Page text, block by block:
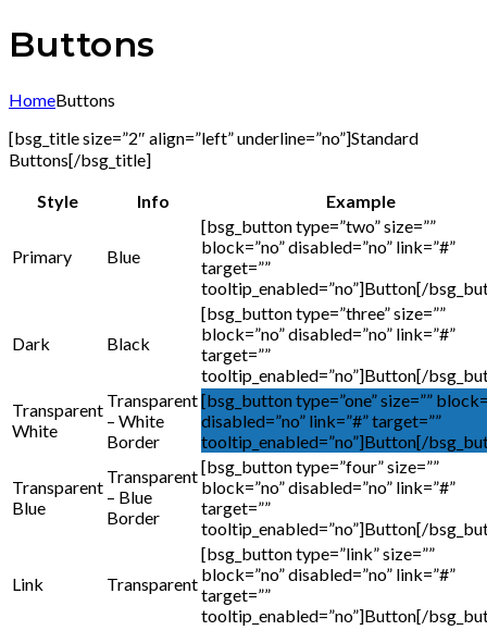
Buttons
HomeButtons
[bsg_title size=”2″ align=”left” underline=”no”]Standard
Buttons[/bsg_title]
Style
Info Example
Primary Blue
[bsg_button type=”two” size=””
block=”no” disabled=”no” link=”#”
target=””
tooltip_enabled=”no”]Button[/
Dark Black
[bsg_button type=”three” size=””
block=”no” disabled=”no” link=”#”
target=””
tooltip_enabled=”no”]Button[/
Transparent
White
Transparent
– White
Border
[bsg_button type=”one” size=””
disabled=”no” link=”#” target=””
tooltip_enabled=”no”]Button[/
Transparent
Blue
Transparent
– Blue
Border
[bsg_button type=”four” size=””
block=”no” disabled=”no” link=”#”
target=””
tooltip_enabled=”no”]Button[/
Link Transparent
[bsg_button type=”link” size=””
block=”no” disabled=”no” link=”#”
target=””
tooltip_enabled=”no”]Button[/